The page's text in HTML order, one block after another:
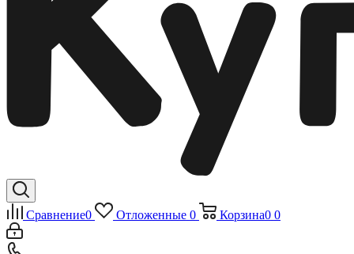
Сравнение0 Отложенные 0 Корзина0 0